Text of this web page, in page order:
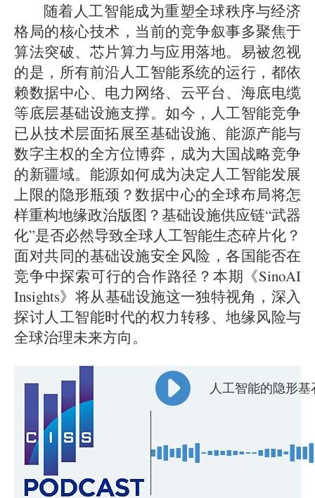
随着人工智能成为重塑全球秩序与经济
格局的核心技术，当前的竞争叙事多聚焦于
算法突破、芯片算力与应用落地。易被忽视
的是，所有前沿人工智能系统的运行，都依
赖数据中心、电力网络、云平台、海底电缆
等底层基础设施支撑。如今，人工智能竞争
已从技术层面拓展至基础设施、能源产能与
数字主权的全方位博弈，成为大国战略竞争
的新疆域。能源如何成为决定人工智能发展
上限的隐形瓶颈？数据中心的全球布局将怎
样重构地缘政治版图？基础设施供应链“武器
化”是否必然导致全球人工智能生态碎片化？
面对共同的基础设施安全风险，各国能否在
竞争中探索可行的合作路径？本期《SinoAI
Insights》将从基础设施这一独特视角，深入
探讨人工智能时代的权力转移、地缘风险与
全球治理未来方向。
人工智能的隐形